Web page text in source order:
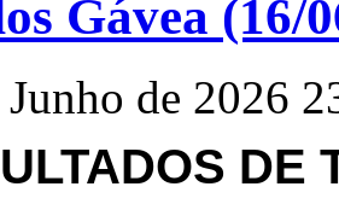
Gávea (16/
de 2026
DE